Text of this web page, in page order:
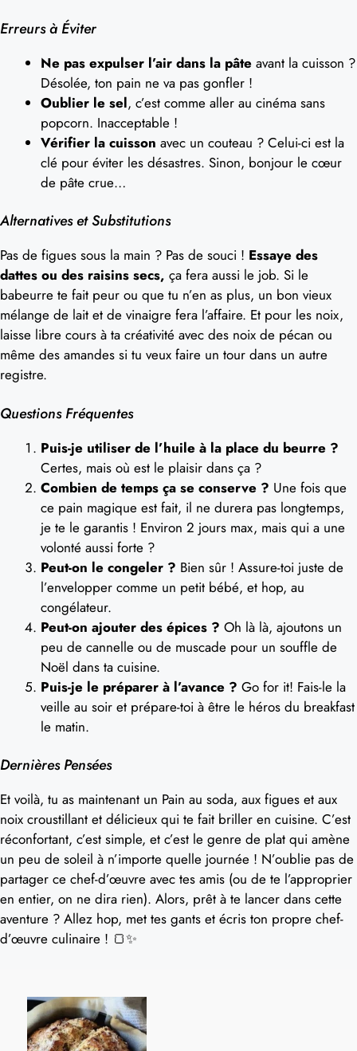
Erreurs à Éviter
Ne pas expulser l’air dans la pâte avant la cuisson ?
Désolée, ton pain ne va pas gonfler !
Oublier le sel, c’est comme aller au cinéma sans
popcorn. Inacceptable !
Vérifier la cuisson avec un couteau ? Celui-ci est la
clé pour éviter les désastres. Sinon, bonjour le cœur
de pâte crue…
Alternatives et Substitutions
Pas de figues sous la main ? Pas de souci ! Essaye des
dattes ou des raisins secs, ça fera aussi le job. Si le
babeurre te fait peur ou que tu n’en as plus, un bon vieux
mélange de lait et de vinaigre fera l’affaire. Et pour les noix,
laisse libre cours à ta créativité avec des noix de pécan ou
même des amandes si tu veux faire un tour dans un autre
registre.
Questions Fréquentes
Puis-je utiliser de l’huile à la place du beurre ?
Certes, mais où est le plaisir dans ça ?
Combien de temps ça se conserve ? Une fois que
ce pain magique est fait, il ne durera pas longtemps,
je te le garantis ! Environ 2 jours max, mais qui a une
volonté aussi forte ?
Peut-on le congeler ? Bien sûr ! Assure-toi juste de
l’envelopper comme un petit bébé, et hop, au
congélateur.
Peut-on ajouter des épices ? Oh là là, ajoutons un
peu de cannelle ou de muscade pour un souffle de
Noël dans ta cuisine.
Puis-je le préparer à l’avance ? Go for it! Fais-le la
veille au soir et prépare-toi à être le héros du breakfast
le matin.
Dernières Pensées
Et voilà, tu as maintenant un Pain au soda, aux figues et aux
noix croustillant et délicieux qui te fait briller en cuisine. C’est
réconfortant, c’est simple, et c’est le genre de plat qui amène
un peu de soleil à n’importe quelle journée ! N’oublie pas de
partager ce chef-d’œuvre avec tes amis (ou de te l’approprier
en entier, on ne dira rien). Alors, prêt à te lancer dans cette
aventure ? Allez hop, met tes gants et écris ton propre chef-
d’œuvre culinaire ! 🍞✨